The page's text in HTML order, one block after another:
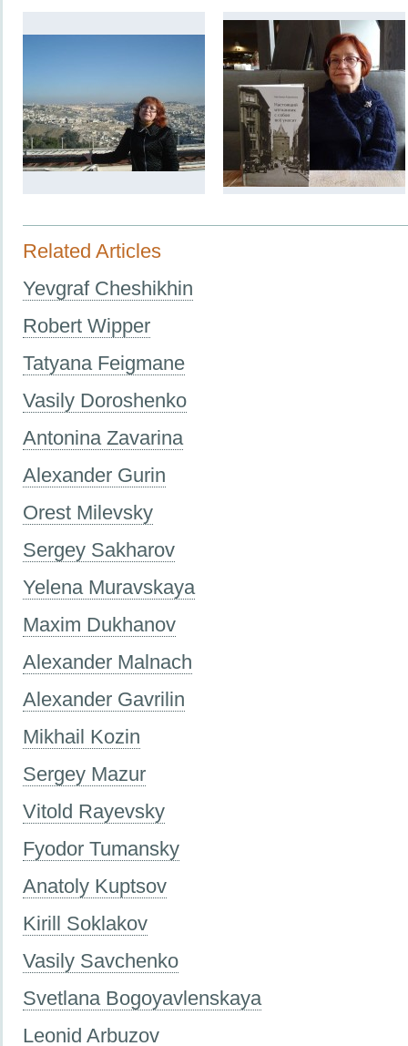
Related Articles
Yevgraf Cheshikhin
Robert Wipper
Tatyana Feigmane
Vasily Doroshenko
Antonina Zavarina
Alexander Gurin
Orest Milevsky
Sergey Sakharov
Yelena Muravskaya
Maxim Dukhanov
Alexander Malnach
Alexander Gavrilin
Mikhail Kozin
Sergey Mazur
Vitold Rayevsky
Fyodor Tumansky
Anatoly Kuptsov
Kirill Soklakov
Vasily Savchenko
Svetlana Bogoyavlenskaya
Leonid Arbuzov